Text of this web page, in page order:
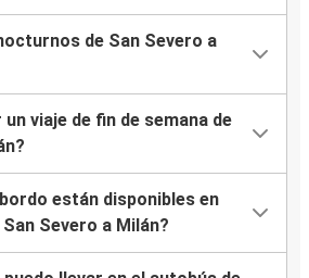
de San Severo a
viaje de fin de semana de
están disponibles en
Severo a Milán?